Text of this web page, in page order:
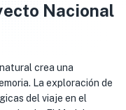
Nacional
crea una
La exploración de
del viaje en el